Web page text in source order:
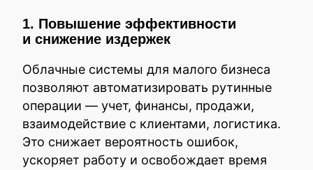
1. Повышение эффективности
и снижение издержек
Облачные системы для малого бизнеса
позволяют автоматизировать рутинные
операции — учет, финансы, продажи,
взаимодействие с клиентами, логистика.
Это снижает вероятность ошибок,
ускоряет работу и освобождает время